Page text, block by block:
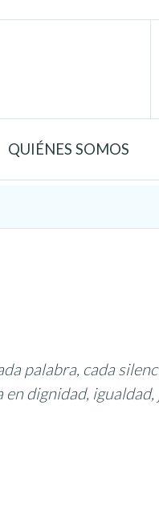
QUIÉNES SOMOS
palabra, cada
dignidad,